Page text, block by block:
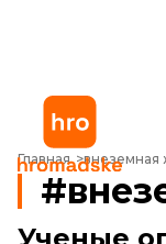
Главная внеземная